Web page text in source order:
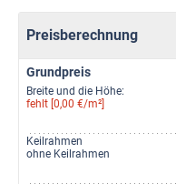
Preisberechnung
Grundpreis
Breite und die Höhe:
fehlt [0,00 €/m²]
Keilrahmen
ohne Keilrahmen